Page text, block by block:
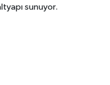
sunuyor.